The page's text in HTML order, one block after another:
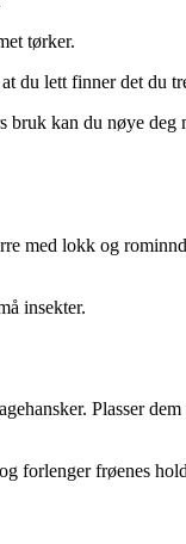
tørker.
du lett finner det du
kan du nøye
med lokk og
insekter.
Plasser
forlenger frøenes